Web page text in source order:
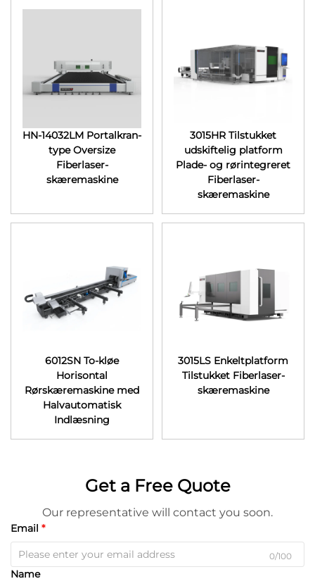
HN-14032LM Portalkran-
type Oversize
Fiberlaser-
skæremaskine
3015HR Tilstukket
udskiftelig platform
Plade- og rørintegreret
Fiberlaser-
skæremaskine
6012SN To-kløe
Horisontal
Rørskæremaskine med
Halvautomatisk
Indlæsning
3015LS Enkeltplatform
Tilstukket Fiberlaser-
skæremaskine
Get a Free Quote
Our representative will contact you soon.
Email
0/100
Name